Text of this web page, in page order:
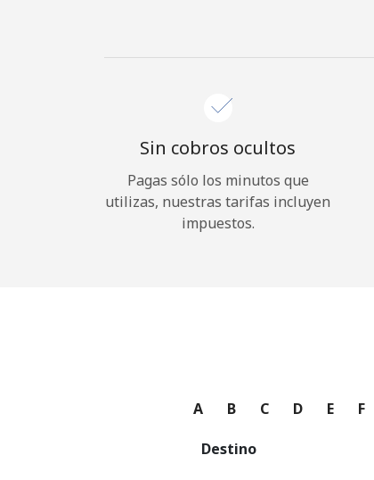
Sin cobros ocultos
Pagas sólo los minutos que
utilizas, nuestras tarifas incluyen
impuestos.
A B C D E F
Destino